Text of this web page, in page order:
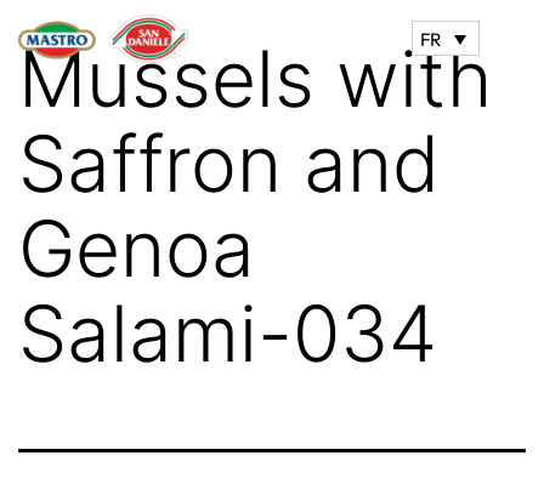
FR
Mussels with
Saffron and
Genoa
Salami-034